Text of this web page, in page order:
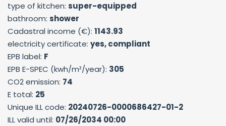
type of kitchen: super-equipped
bathroom: shower
Cadastral income (€): 1143.93
electricity certificate: yes, compliant
EPB label: F
EPB E-SPEC (kwh/m²/year): 305
CO2 emission: 74
E total: 25
Unique ILL code: 20240726-0000686427-01-2
ILL valid until: 07/26/2034 00:00